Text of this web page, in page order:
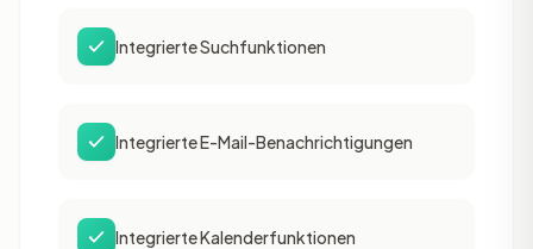
Integrierte Suchfunktionen
Integrierte E-Mail-Benachrichtigungen
Integrierte Kalenderfunktionen